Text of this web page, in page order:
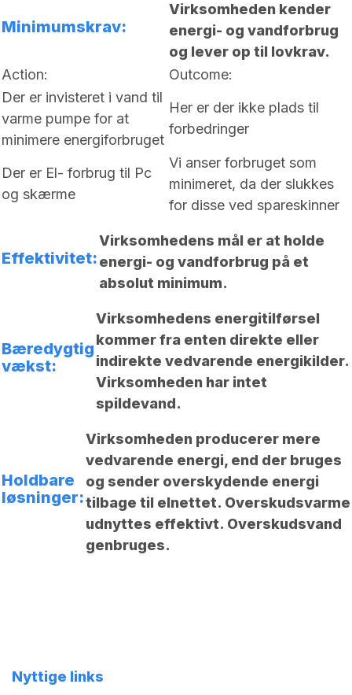
Minimumskrav:
Virksomheden kender
energi- og vandforbrug
og lever op til lovkrav.
Action:
Outcome:
Der er invisteret i vand til
varme pumpe for at
minimere energiforbruget
Her er der ikke plads til
forbedringer
Der er El- forbrug til Pc
og skærme
Vi anser forbruget som
minimeret, da der slukkes
for disse ved spareskinner
Effektivitet:
Virksomhedens mål er at holde
energi- og vandforbrug på et
absolut minimum.
Bæredygtig
vækst:
Virksomhedens energitilførsel
kommer fra enten direkte eller
indirekte vedvarende energikilder.
Virksomheden har intet
spildevand.
Holdbare
løsninger:
Virksomheden producerer mere
vedvarende energi, end der bruges
og sender overskydende energi
tilbage til elnettet. Overskudsvarme
udnyttes effektivt. Overskudsvand
genbruges.
Nyttige links